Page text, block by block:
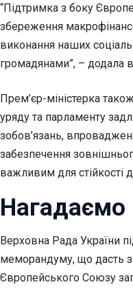
“Підтримка з боку
збереження
виконання наших
громадянами”, – додала
Прем’єр-міністерка
уряду та парламенту
зобов’язань,
забезпечення
важливим для стійкості
Нагадаємо
Верховна Рада України
меморандуму, що дасть
Європейського Союзу